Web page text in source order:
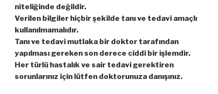
niteliğinde değildir.
Verilen bilgiler hiçbir şekilde tanı ve tedavi amaçlı
kullanılmamalıdır.
Tanı ve tedavi mutlaka bir doktor tarafından
yapılması gereken son derece ciddi bir işlemdir.
Her türlü hastalık ve sair tedavi gerektiren
sorunlarınız için lütfen doktorunuza danışınız.